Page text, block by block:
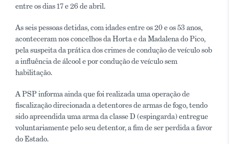
entre os dias 17 e 26 de abril.
As seis pessoas detidas, com idades entre os 20 e os 53 anos,
aconteceram nos concelhos da Horta e da Madalena do Pico,
pela suspeita da prática dos crimes de condução de veículo sob
a influência de álcool e por condução de veículo sem
habilitação.
A PSP informa ainda que foi realizada uma operação de
fiscalização direcionada a detentores de armas de fogo, tendo
sido apreendida uma arma da classe D (espingarda) entregue
voluntariamente pelo seu detentor, a fim de ser perdida a favor
do Estado.